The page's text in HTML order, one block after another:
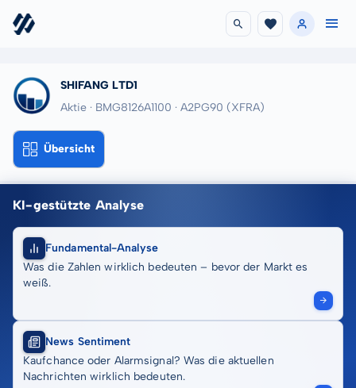
SHIFANG LTD1
Aktie · BMG8126A1100 · A2PG90 (XFRA)
Übersicht
KI-gestützte Analyse
Fundamental-Analyse
Was die Zahlen wirklich bedeuten – bevor der Markt es
weiß.
News Sentiment
Kaufchance oder Alarmsignal? Was die aktuellen
Nachrichten wirklich bedeuten.